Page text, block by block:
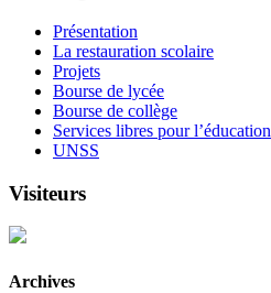
Présentation
La restauration scolaire
Projets
Bourse de lycée
Bourse de collège
Services libres pour l’éducation
UNSS
Visiteurs
Archives